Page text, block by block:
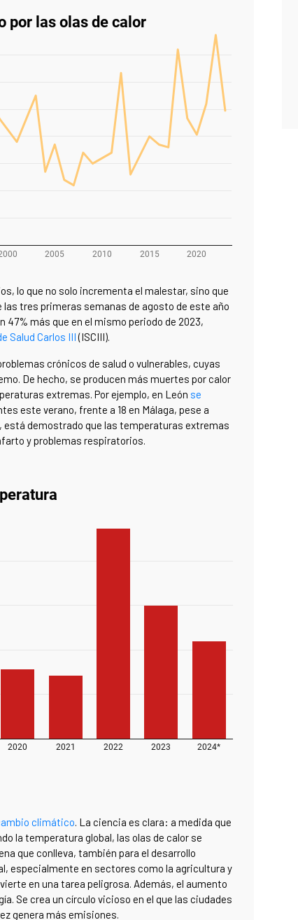
lo que no solo incrementa el malestar, sino que
tres primeras semanas de agosto de este año
47% más que en el mismo periodo de 2023,
Salud Carlos III(ISCIII).
crónicos de salud o vulnerables, cuyas
De hecho, se producen más muertes por calor
extremas. Por ejemplo, en León se
este verano, frente a 18 en Málaga, pese a
está demostrado que las temperaturas extremas
y problemas respiratorios.
climático. La ciencia es clara: a medida que
la temperatura global, las olas de calor se
que conlleva, también para el desarrollo
especialmente en sectores como la agricultura y
en una tarea peligrosa. Además, el aumento
Se crea un círculo vicioso en el que las ciudades
genera más emisiones.